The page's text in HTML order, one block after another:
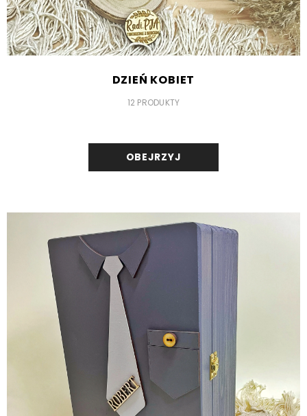
DZIEŃ KOBIET
12 PRODUKTY
OBEJRZYJ